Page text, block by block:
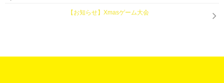
【お知らせ】Xmasゲーム大会